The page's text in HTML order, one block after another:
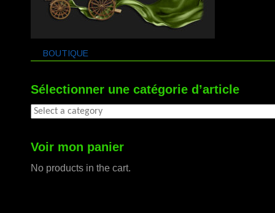
BOUTIQUE
Sélectionner une catégorie d’article
Voir mon panier
No products in the cart.